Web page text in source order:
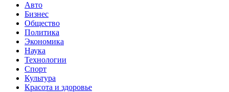
Авто
Бизнес
Общество
Политика
Экономика
Наука
Технологии
Спорт
Культура
Красота и здоровье